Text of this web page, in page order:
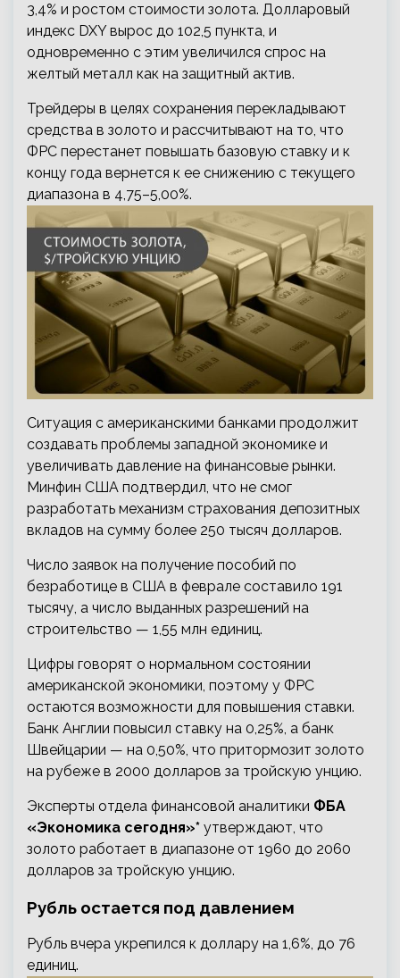
3,4% и ростом стоимости золота. Долларовый
индекс DXY вырос до 102,5 пункта, и
одновременно с этим увеличился спрос на
желтый металл как на защитный актив.
Трейдеры в целях сохранения перекладывают
средства в золото и рассчитывают на то, что
ФРС перестанет повышать базовую ставку и к
концу года вернется к ее снижению с текущего
диапазона в 4,75–5,00%.
Ситуация с американскими банками продолжит
создавать проблемы западной экономике и
увеличивать давление на финансовые рынки.
Минфин США подтвердил, что не смог
разработать механизм страхования депозитных
вкладов на сумму более 250 тысяч долларов.
Число заявок на получение пособий по
безработице в США в феврале составило 191
тысячу, а число выданных разрешений на
строительство — 1,55 млн единиц.
Цифры говорят о нормальном состоянии
американской экономики, поэтому у ФРС
остаются возможности для повышения ставки.
Банк Англии повысил ставку на 0,25%, а банк
Швейцарии — на 0,50%, что притормозит золото
на рубеже в 2000 долларов за тройскую унцию.
Эксперты отдела финансовой аналитики ФБА
«Экономика сегодня»* утверждают, что
золото работает в диапазоне от 1960 до 2060
долларов за тройскую унцию.
Рубль остается под давлением
Рубль вчера укрепился к доллару на 1,6%, до 76
единиц.